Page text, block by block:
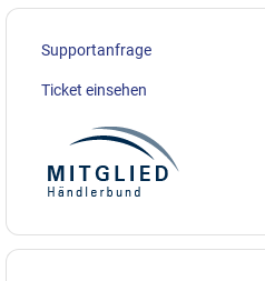
Supportanfrage
Ticket einsehen